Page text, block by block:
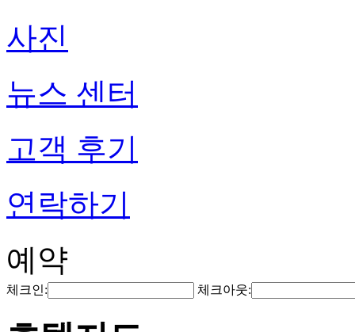
사진
뉴스 센터
고객 후기
연락하기
예약
체크인: 체크아웃: